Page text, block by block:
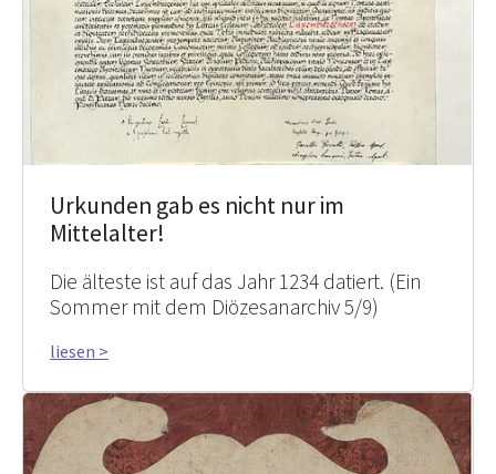
Urkunden gab es nicht nur im
Mittelalter!
Die älteste ist auf das Jahr 1234 datiert. (Ein
Sommer mit dem Diözesanarchiv 5/9)
liesen >